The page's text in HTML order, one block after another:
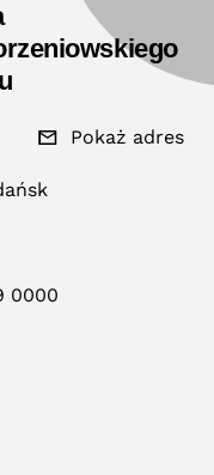
Pokaż adres
0000